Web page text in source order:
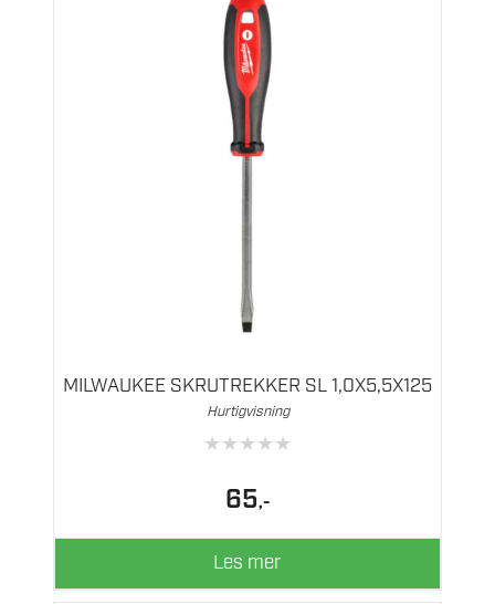
MILWAUKEE SKRUTREKKER SL 1,0X5,5X125
Hurtigvisning
★★★★★
65,-
Les mer